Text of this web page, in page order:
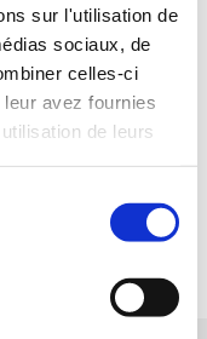
sur l'utilisation de
sociaux, de
celles-ci
avez fournies
de leurs
en ligne.
l’île
en 4h.